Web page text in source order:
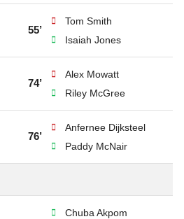
55’
Tom Smith
Isaiah Jones
74’
Alex Mowatt
Riley McGree
76’
Anfernee Dijksteel
Paddy McNair
Chuba Akpom